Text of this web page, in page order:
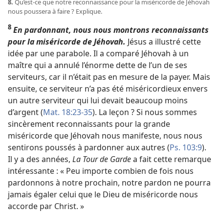
8. Qu’est-​ce que notre reconnaissance pour la miséricorde de Jéhovah
nous poussera à faire ? Explique.
8 En pardonnant, nous nous montrons reconnaissants
pour la miséricorde de Jéhovah. Jésus a illustré cette
idée par une parabole. Il a comparé Jéhovah à un
maître qui a annulé l’énorme dette de l’un de ses
serviteurs, car il n’était pas en mesure de la payer. Mais
ensuite, ce serviteur n’a pas été miséricordieux envers
un autre serviteur qui lui devait beaucoup moins
d’argent (Mat. 18:23-35). La leçon ? Si nous sommes
sincèrement reconnaissants pour la grande
miséricorde que Jéhovah nous manifeste, nous nous
sentirons poussés à pardonner aux autres (Ps. 103:9).
Il y a des années, La Tour de Gardea fait cette remarque
intéressante : « Peu importe combien de fois nous
pardonnons à notre prochain, notre pardon ne pourra
jamais égaler celui que le Dieu de miséricorde nous
accorde par Christ. »